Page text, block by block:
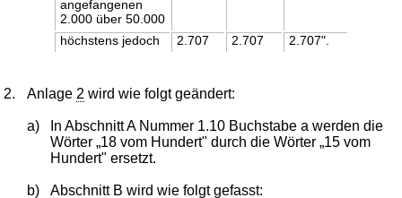
angefangenen
2.000 über 50.000
höchstens jedoch 2.707 2.707 2.707".
2. Anlage 2 wird wie folgt geändert:
a)
In Abschnitt A Nummer 1.10 Buchstabe a werden die
Wörter „18 vom Hundert" durch die Wörter „15 vom
Hundert" ersetzt.
b) Abschnitt B wird wie folgt gefasst: